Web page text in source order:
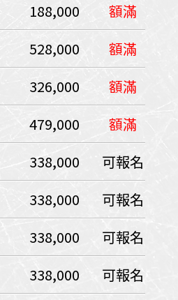
華
-玻利維亞
河
額滿
188,000
額滿
528,000
額滿
326,000
額滿
479,000
可報名
338,000
可報名
338,000
可報名
338,000
可報名
338,000